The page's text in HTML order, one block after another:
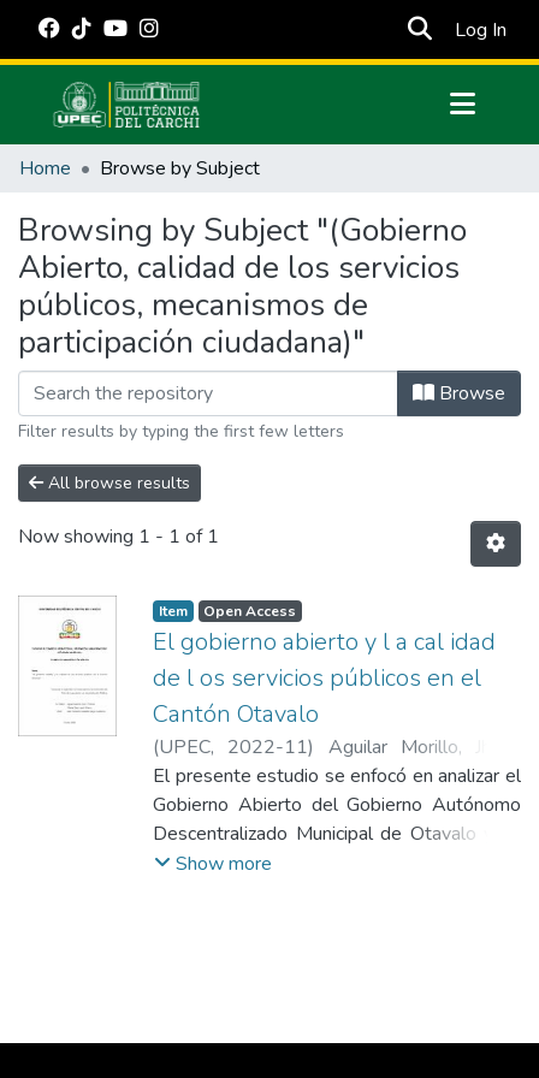
Log In
Communities & Collections
Estadísticas Externas
Manuales
Home Browse by Subject
Browsing by Subject "(Gobierno
Abierto, calidad de los servicios
públicos, mecanismos de
participación ciudadana)"
Browse
Filter results by typing the first few letters
All browse results
Now showing 1 - 1 of 1
Item Open Access
El gobierno abierto y l a cal idad
de l os servicios públicos en el
Cantón Otavalo
(UPEC, 2022-11) Aguilar Morillo, Jhony
Patricio;Villota Pérez, Leydi Milena
El presente estudio se enfocó en analizar el
Gobierno Abierto del Gobierno Autónomo
Descentralizado Municipal de Otavalo y su
incidencia en los servicios públicos,
Show more